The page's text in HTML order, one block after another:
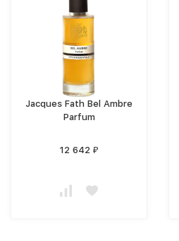
Jacques Fath Bel Ambre
Parfum
12 642 ₽